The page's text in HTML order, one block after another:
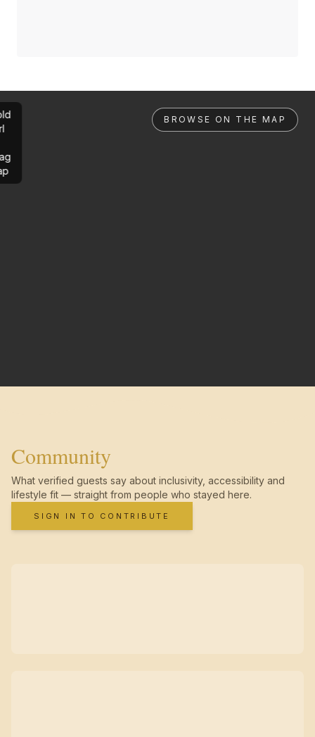
BROWSE ON THE MAP
Community
What verified guests say about inclusivity, accessibility and
lifestyle fit — straight from people who stayed here.
SIGN IN TO CONTRIBUTE